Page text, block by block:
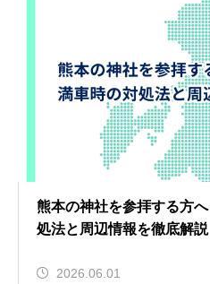
熊本の神社を参拝する方
処法と周辺情報を徹底解説
2026.06.01